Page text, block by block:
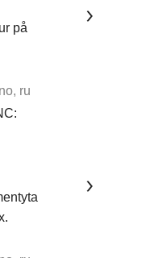
på
ru